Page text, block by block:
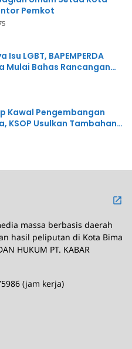
Pemkot
LGBT, BAPEMPERDA
Mulai Bahas Rancangan
Kawal Pengembangan
KSOP Usulkan Tambahan
Miliar
massa berbasis daerah
hasil peliputan di Kota Bima
HUKUM PT. KABAR
(jam kerja)